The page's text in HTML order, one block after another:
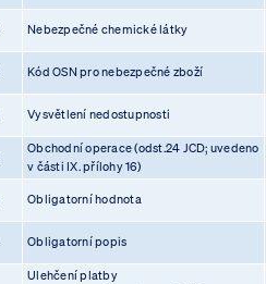
Nebezpečné chemické látky
Kód OSN pro nebezpečné zboží
Vysvětlení nedostupnosti
Obchodní operace (odst.24 JCD; uvedeno
v části IX. přílohy 16)
Obligatorní hodnota
Obligatorní popis
Ulehčení platby